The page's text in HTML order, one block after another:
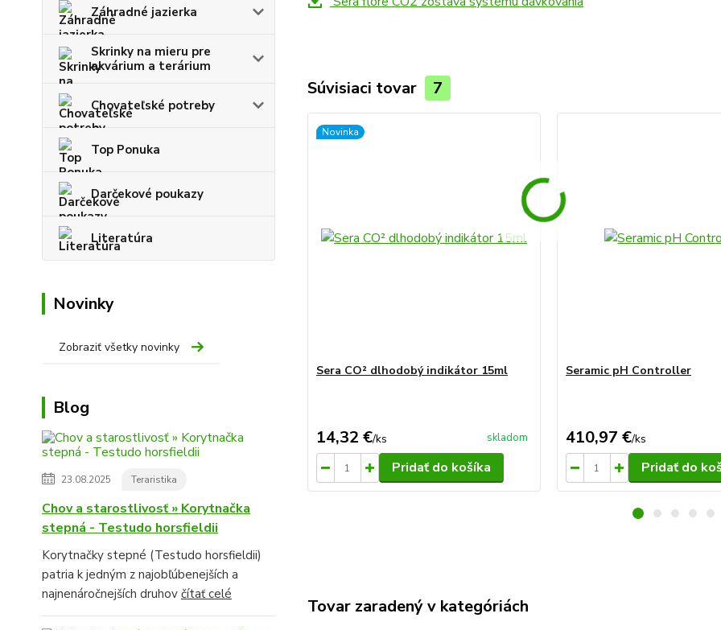
Záhradné jazierka
Skrinky na mieru pre
akvárium a terárium
Chovateľské potreby
Top Ponuka
Darčekové poukazy
Literatúra
Novinky
Zobraziť všetky novinky
Blog
23.08.2025 Teraristika
Chov a starostlivosť » Korytnačka
stepná - Testudo horsfieldii
Korytnačky stepné (Testudo horsfieldii)
patria k jedným z najobľúbenejších a
najnenáročnejších druhov čítať celé
Súvisiaci tovar 7
Novinka
Sera CO² dlhodobý indikátor 15ml
14,32 €/ks skladom
Pridať do košíka
Seramic pH Controller
410,97 €/ks
Pridať do
Tovar zaradený v kategóriách